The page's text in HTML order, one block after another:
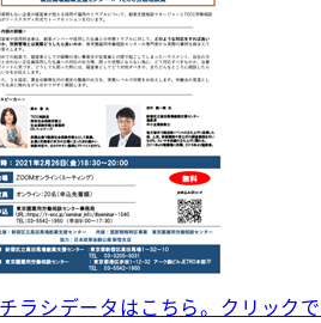
ラシデータはこちら。クリック